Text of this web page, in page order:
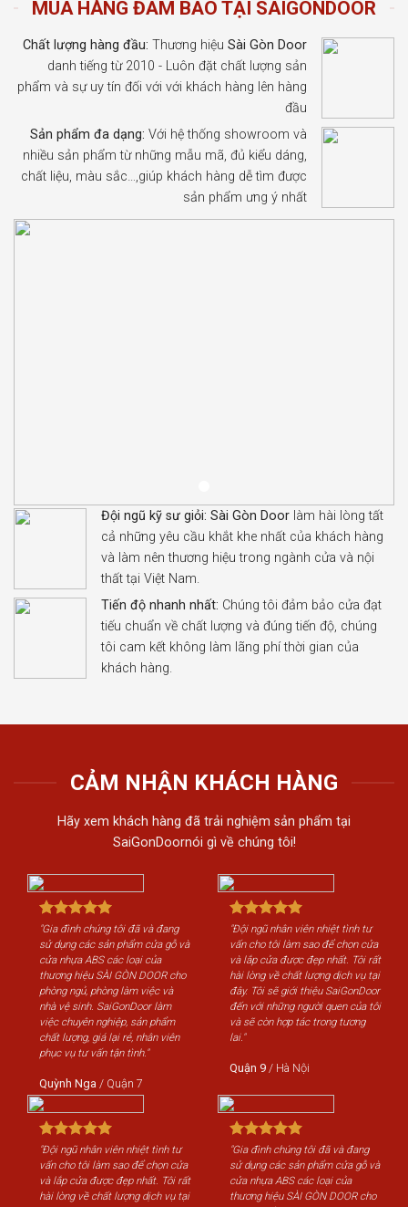
MUA HÀNG ĐẢM BẢO TẠI SAIGONDOOR
Chất lượng hàng đầu: Thương hiệu Sài Gòn Door
danh tiếng từ 2010 - Luôn đặt chất lượng sản
phẩm và sự uy tín đối với với khách hàng lên hàng
đầu
Sản phẩm đa dạng: Với hệ thống showroom và
nhiều sản phẩm từ những mẫu mã, đủ kiểu dáng,
chất liệu, màu sắc…,giúp khách hàng dễ tìm được
sản phẩm ưng ý nhất
Đội ngũ kỹ sư giỏi: Sài Gòn Door làm hài lòng tất
cả những yêu cầu khắt khe nhất của khách hàng
và làm nên thương hiệu trong ngành cửa và nội
thất tại Việt Nam.
Tiến độ nhanh nhất: Chúng tôi đảm bảo cửa đạt
tiếu chuẩn về chất lượng và đúng tiến độ, chúng
tôi cam kết không làm lãng phí thời gian của
khách hàng.
CẢM NHẬN KHÁCH HÀNG
Hãy xem khách hàng đã trải nghiệm sản phẩm tại
SaiGonDoornói gì về chúng tôi!
"Gia đình chúng tôi đã và đang
sử dụng các sản phẩm cửa gỗ và
cửa nhựa ABS các loại của
thương hiệu SÀI GÒN DOOR cho
phòng ngủ, phòng làm việc và
nhà vệ sinh. SaiGonDoor làm
việc chuyên nghiệp, sản phẩm
chất lượng, giá lại rẻ, nhân viên
phục vụ tư vấn tận tình."
Quỳnh Nga /Quận 7
"Đội ngũ nhân viên nhiệt tình tư
vấn cho tôi làm sao để chọn cửa
và lắp cửa được đẹp nhất. Tôi rất
hài lòng về chất lượng dịch vụ tại
đây. Tôi sẽ giới thiệu SaiGonDoor
đến với những người quen của tôi
và sẽ còn hợp tác trong tương
Quận 9 /Hà Nội
"Đội ngũ nhân viên nhiệt tình tư
vấn cho tôi làm sao để chọn cửa
và lắp cửa được đẹp nhất. Tôi rất
hài lòng về chất lượng dịch vụ tại
"Gia đình chúng tôi đã và đang
sử dụng các sản phẩm cửa gỗ và
cửa nhựa ABS các loại của
thương hiệu SÀI GÒN DOOR cho
tình tư
chọn cửa
Tôi rất
dịch vụ tại
của tôi
và đang
cửa gỗ và
cho